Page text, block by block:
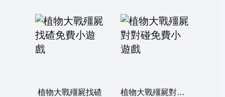
植物大戰殭屍找碴 植物大戰殭屍對對碰